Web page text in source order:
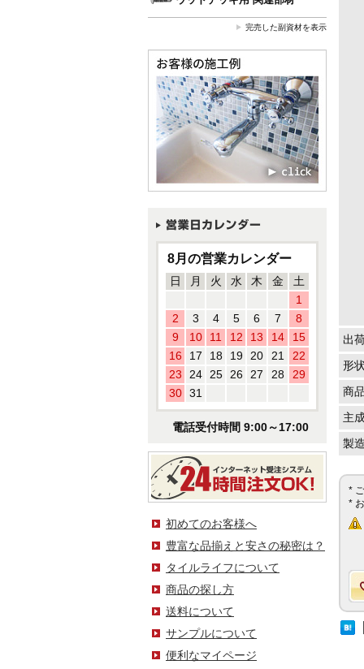
完売した副資材を表示
8月の営業カレンダー
日 月 火 水 木 金
土
1
2
3 4 5 6 7
8
9
10 11 12 13 14
15
16
17 18 19 20 21
22
23
24 25 26 27 28
29
30 31
電話受付時間 9:00～17:00
初めてのお客様へ
豊富な品揃えと安さの秘密は？
タイルライフについて
商品の探し方
送料について
サンプルについて
便利なマイページ
出
形
商
主
製
*
*